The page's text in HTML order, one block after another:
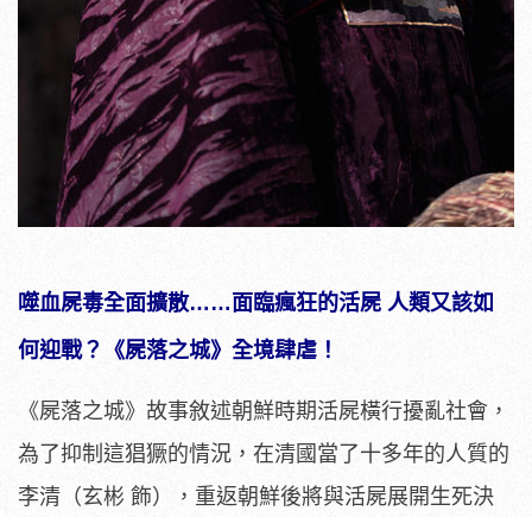
噬血屍毒全面擴散……面臨瘋狂的活屍 人類又該如
何迎戰？《屍落之城》全境肆虐！
《屍落之城》故事敘述朝鮮時期活屍橫行擾亂社會，
為了抑制這猖獗的情況，在清國當了十多年的人質的
李清（玄彬 飾），重返朝鮮後將與活屍展開生死決